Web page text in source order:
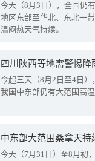
今天（8月3日），全国仍
地区东部至华北、东北一
温闷热天气持续。
今起三天（8月2日至4日
我国中东部仍有大范围高
中东部大范围桑拿天
今天（7月31日）至8月初